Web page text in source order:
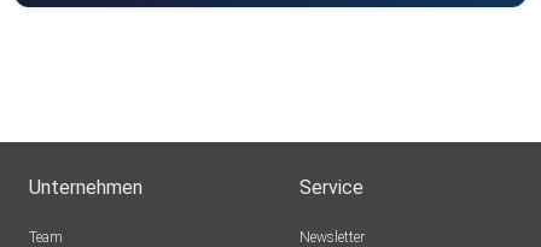
Unternehmen
Team
Service
Newsletter